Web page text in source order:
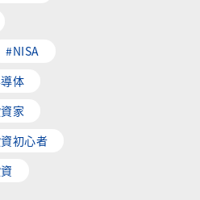
#NISA
体
家
初心者